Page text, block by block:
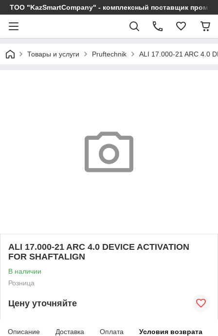
ТОО "KazSmartCompany" - комплексный поставщик
Товары и услуги Pruftechnik ALI 17.000-21 ARC 4.0
ALI 17.000-21 ARC 4.0 DEVICE ACTIVATION
FOR SHAFTALIGN
В наличии
Розница
Цену уточняйте
Описание Доставка Оплата Условия возврата